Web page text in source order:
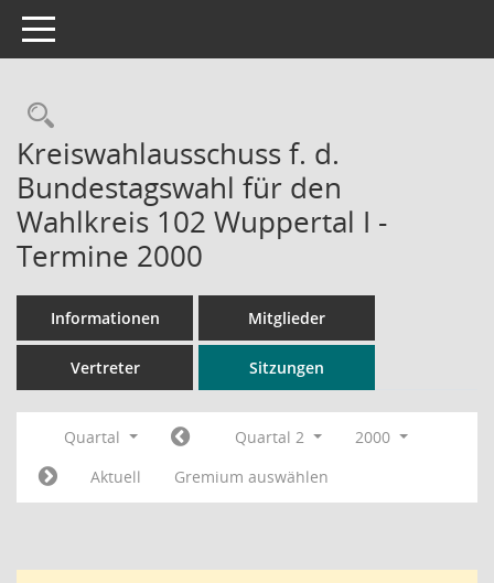
Toggle navigation
Rechercheauswahl
Kreiswahlausschuss f. d.
Bundestagswahl für den
Wahlkreis 102 Wuppertal I -
Termine 2000
Informationen Mitglieder
Vertreter Sitzungen
Quartal Quartal 2
2000
Aktuell
Gremium auswählen